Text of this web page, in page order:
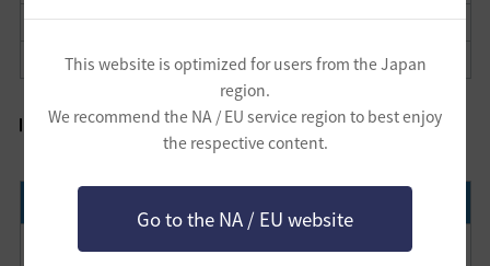
This website is optimized for users from the Japan
region.
We recommend the NA / EU service region to best enjoy
the respective content.
Go to the NA / EU website
空を飛ぼう！空中撮影コンテスト！
[LINK]
寒い冬、暑いHot Timeと共に！
[LINK]
まもなく終了
[LINK]